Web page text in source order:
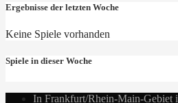
Ergebnisse der letzten Woche
Keine Spiele vorhanden
Spiele in dieser Woche
In Frankfurt/Rhein-Main-Gebiet